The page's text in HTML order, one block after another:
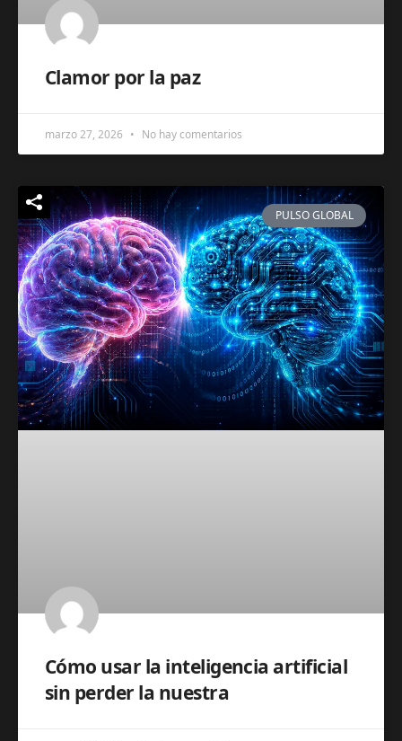
Clamor por la paz
marzo 27, 2026 No hay comentarios
PULSO GLOBAL
Cómo usar la inteligencia artificial
sin perder la nuestra